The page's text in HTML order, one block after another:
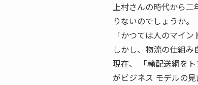
上村さんの時代から二
りないのでしょうか。
「かつては人のマイ
しかし、物流の仕組み
現在、 「輸配送網を
がビジネス モデルの見